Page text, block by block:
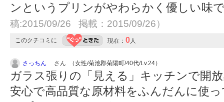
ンというプリンがやわらかく優しい味
稿:2015/09/26 掲載：2015/09/26）
このクチコミに 現在： 0 人
さっちん さん （女性/菊池郡菊陽町/40代/Lv.24）
ガラス張りの「見える」キッチンで開
安心で高品質な原材料をふんだんに使